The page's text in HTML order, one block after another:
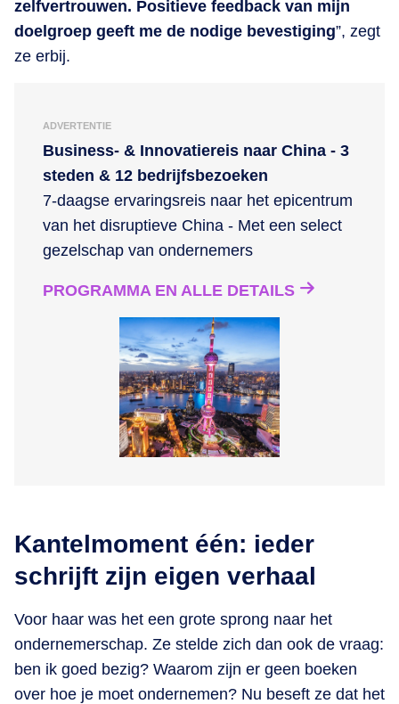
zelfvertrouwen. Positieve feedback van mijn
doelgroep geeft me de nodige bevestiging”, zegt
ze erbij.
ADVERTENTIE
Business- & Innovatiereis naar China - 3
steden & 12 bedrijfsbezoeken
7-daagse ervaringsreis naar het epicentrum
van het disruptieve China - Met een select
gezelschap van ondernemers
PROGRAMMA EN ALLE DETAILS
Kantelmoment één: ieder
schrijft zijn eigen verhaal
Voor haar was het een grote sprong naar het
ondernemerschap. Ze stelde zich dan ook de vraag:
ben ik goed bezig? Waarom zijn er geen boeken
over hoe je moet ondernemen? Nu beseft ze dat het